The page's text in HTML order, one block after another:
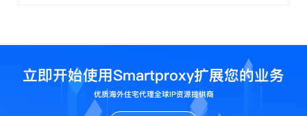
立即开始使用Smartproxy扩展您的业务
优质海外住宅代理全球IP资源提供商